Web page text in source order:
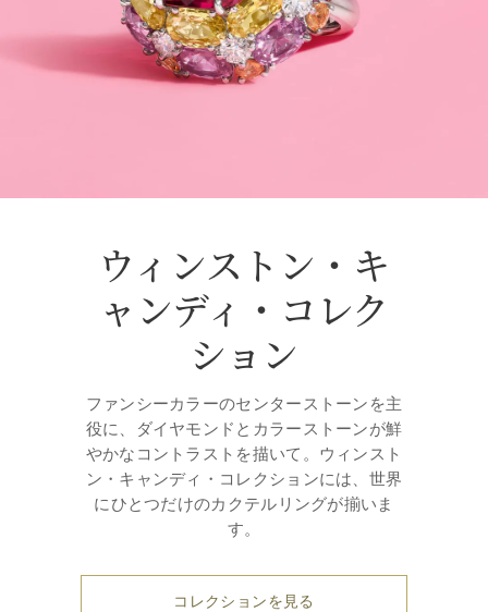
ウィンストン・キ
ャンディ・コレク
ション
ファンシーカラーのセンターストーンを主
役に、ダイヤモンドとカラーストーンが鮮
やかなコントラストを描いて。ウィンスト
ン・キャンディ・コレクションには、世界
にひとつだけのカクテルリングが揃いま
す。
コレクションを見る